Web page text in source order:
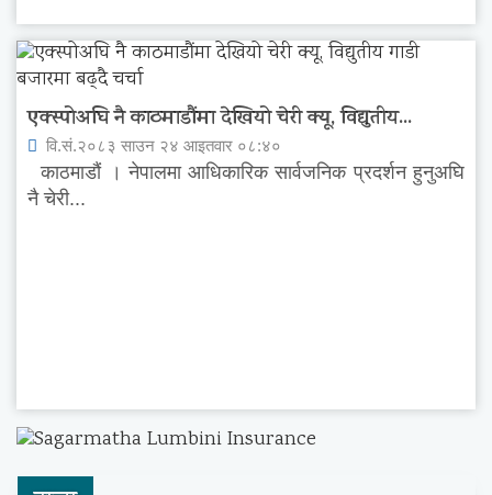
एक्स्पोअघि नै काठमाडौंमा देखियो चेरी क्यू, विद्युतीय...
वि.सं.२०८३ साउन २४ आइतवार ०८:४०
काठमाडौं । नेपालमा आधिकारिक सार्वजनिक प्रदर्शन हुनुअघि
नै चेरी...